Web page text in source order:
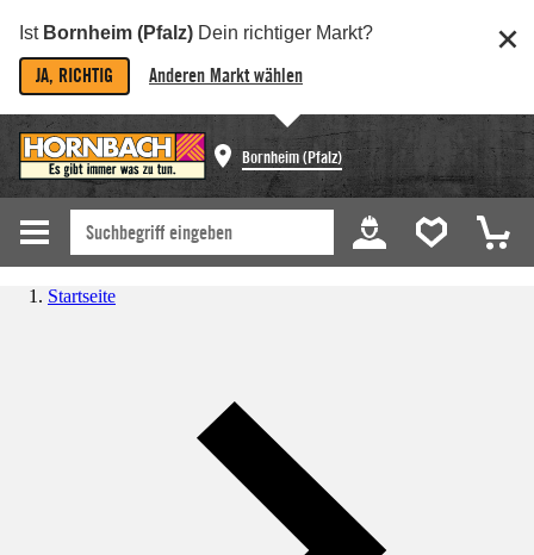
Ist Bornheim (Pfalz) Dein richtiger Markt?
JA, RICHTIG Anderen Markt wählen
Bornheim (Pfalz)
Startseite